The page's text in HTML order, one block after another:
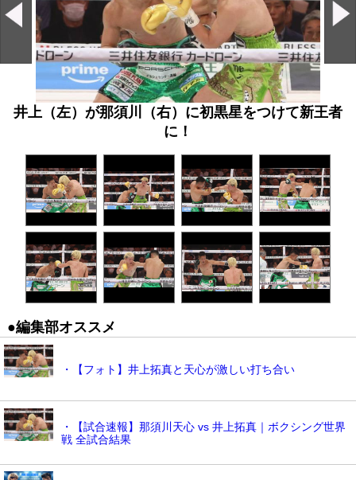
井上（左）が那須川（右）に初黒星をつけて新王者
に！
●編集部オススメ
・【フォト】井上拓真と天心が激しい打ち合い
・【試合速報】那須川天心 vs 井上拓真｜ボクシング世界
戦 全試合結果